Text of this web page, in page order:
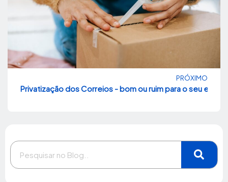
PRÓXIMO
Privatização dos Correios - bom ou ruim para o seu e-